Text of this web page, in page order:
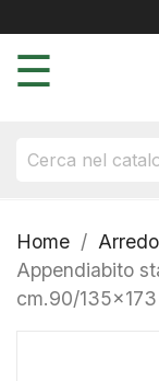
☰
Home
Appendiabito
cm.90/135x173